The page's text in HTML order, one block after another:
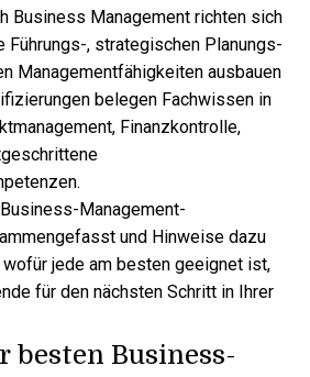
Business Management richten sich
Führungs-, strategischen Planungs-
Managementfähigkeiten ausbauen
belegen Fachwissen in
Finanzkontrolle,
Management-
und Hinweise dazu
jede am besten geeignet ist,
für den nächsten Schritt in Ihrer
besten Business-